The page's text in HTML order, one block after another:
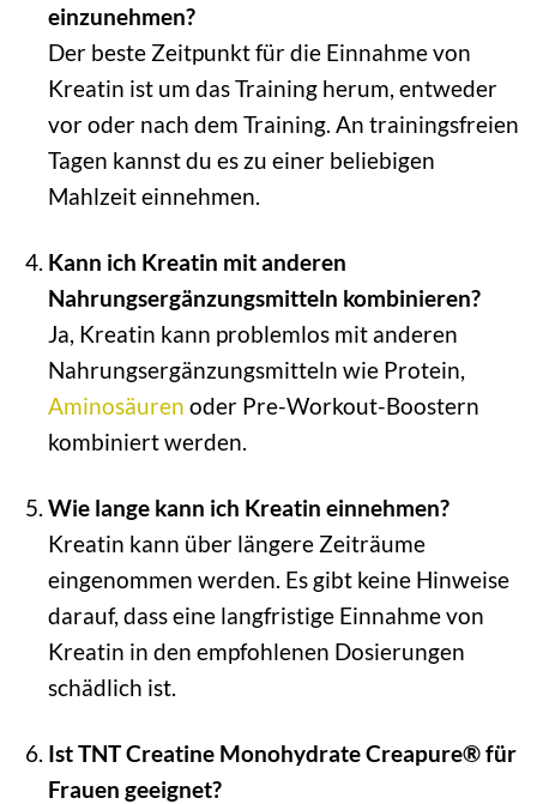
einzunehmen?
Der beste Zeitpunkt für die Einnahme von
Kreatin ist um das Training herum, entweder
vor oder nach dem Training. An trainingsfreien
Tagen kannst du es zu einer beliebigen
Mahlzeit einnehmen.
Kann ich Kreatin mit anderen
Nahrungsergänzungsmitteln kombinieren?
Ja, Kreatin kann problemlos mit anderen
Nahrungsergänzungsmitteln wie Protein,
Aminosäuren oder Pre-Workout-Boostern
kombiniert werden.
Wie lange kann ich Kreatin einnehmen?
Kreatin kann über längere Zeiträume
eingenommen werden. Es gibt keine Hinweise
darauf, dass eine langfristige Einnahme von
Kreatin in den empfohlenen Dosierungen
schädlich ist.
Ist TNT Creatine Monohydrate Creapure® für
Frauen geeignet?